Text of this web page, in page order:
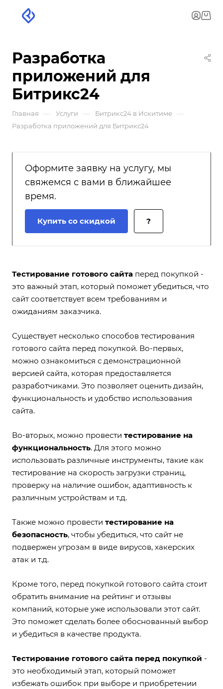
Разработка
приложений для
Битрикс24
Главная — Услуги — Битрикс24 в Искитиме —
Разработка приложений для Битрикс24
Оформите заявку на услугу, мы
свяжемся с вами в ближайшее
время.
Купить со скидкой ?
Тестирование готового сайта перед покупкой -
это важный этап, который поможет убедиться, что
сайт соответствует всем требованиям и
ожиданиям заказчика.
Существует несколько способов тестирования
готового сайта перед покупкой. Во-первых,
можно ознакомиться с демонстрационной
версией сайта, которая предоставляется
разработчиками. Это позволяет оценить дизайн,
функциональность и удобство использования
сайта.
Во-вторых, можно провести тестирование на
функциональность. Для этого можно
использовать различные инструменты, такие как
тестирование на скорость загрузки страниц,
проверку на наличие ошибок, адаптивность к
различным устройствам и т.д.
Также можно провести тестирование на
безопасность, чтобы убедиться, что сайт не
подвержен угрозам в виде вирусов, хакерских
атак и т.д.
Кроме того, перед покупкой готового сайта стоит
обратить внимание на рейтинг и отзывы
компаний, которые уже использовали этот сайт.
Это поможет сделать более обоснованный выбор
и убедиться в качестве продукта.
Тестирование готового сайта перед покупкой -
это необходимый этап, который поможет
избежать ошибок при выборе и приобретении